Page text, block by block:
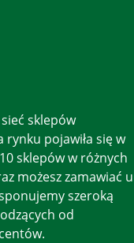
sklepów
pojawiła się w
sklepów w różnych
możesz zamawiać u
szeroką
od